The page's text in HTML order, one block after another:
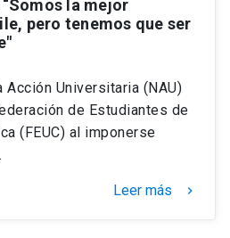
la mejor
pero tenemos que ser
Acción Universitaria (NAU)
de Estudiantes de
(FEUC) al imponerse
Leer más keyboard_arrow_right